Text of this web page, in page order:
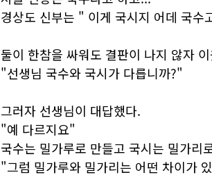
경상도 신부는 " 이게 국시지 어데 국수
둘이 한참을 싸워도 결판이 나지 않자
"선생님 국수와 국시가 다릅니까?"
그러자 선생님이 대답했다.
"예 다르지요"
국수는 밀가루로 만들고 국시는 밀가리
"그럼 밀가루와 밀가리는 어떤 차이가